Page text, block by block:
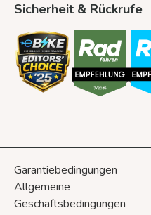
Sicherheit & Rückrufe
Garantiebedingungen
Allgemeine
Geschäftsbedingungen